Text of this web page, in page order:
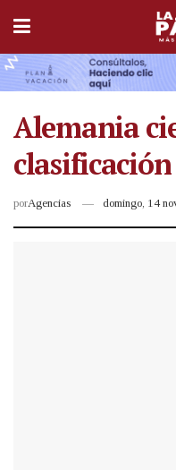
Alemania
porAgencias domingo, 14